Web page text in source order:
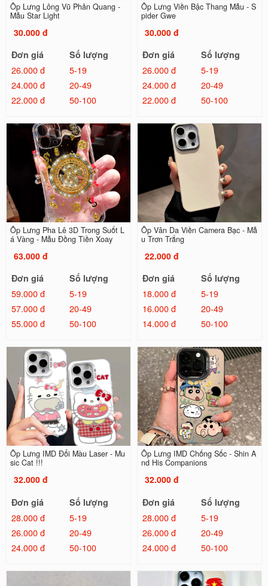
Ốp Lưng Lông Vũ Phản Quang -
Mẫu Star Light
30.000 đ
Đơn giá
Số lượng
26.000 đ
5-19
24.000 đ
20-49
22.000 đ
50-100
Ốp Lưng Viền Bậc Thang Mẫu - S
pider Gwe
30.000 đ
Đơn giá
Số lượng
26.000 đ
5-19
24.000 đ
20-49
22.000 đ
50-100
Ốp Lưng Pha Lê 3D Trong Suốt L
á Vàng - Mẫu Đồng Tiền Xoay
63.000 đ
Đơn giá
Số lượng
59.000 đ
5-19
57.000 đ
20-49
55.000 đ
50-100
Ốp Vân Da Viền Camera Bạc - Mẫ
u Trơn Trắng
22.000 đ
Đơn giá
Số lượng
18.000 đ
5-19
16.000 đ
20-49
14.000 đ
50-100
Ốp Lưng IMD Đổi Màu Laser - Mu
sic Cat !!!
32.000 đ
Đơn giá
Số lượng
28.000 đ
5-19
26.000 đ
20-49
24.000 đ
50-100
Ốp Lưng IMD Chống Sốc - Shin A
nd His Companions
32.000 đ
Đơn giá
Số lượng
28.000 đ
5-19
26.000 đ
20-49
24.000 đ
50-100